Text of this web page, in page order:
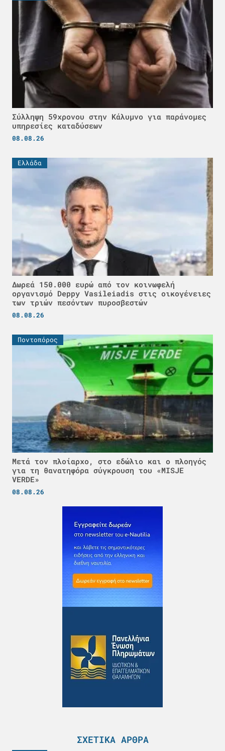
Σύλληψη 59χρονου στην Κάλυμνο για παράνομες
υπηρεσίες καταδύσεων
08.08.26
Ελλάδα
Δωρεά 150.000 ευρώ από τον κοινωφελή
οργανισμό Deppy Vasileiadis στις οικογένειες
των τριών πεσόντων πυροσβεστών
08.08.26
Ποντοπόρος
Μετά τον πλοίαρχο, στο εδώλιο και ο πλοηγός
για τη θανατηφόρα σύγκρουση του «MISJE
VERDE»
08.08.26
ΣΧΕΤΙΚΆ ΆΡΘΡΑ